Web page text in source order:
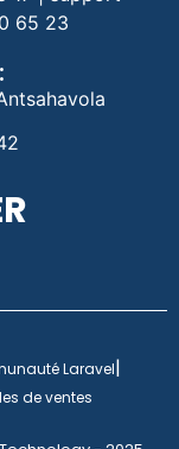
65 23
Laravel|
de ventes